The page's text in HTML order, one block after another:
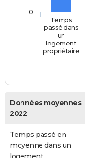
Temps
passé dans
un
logement
propriétaire
0
Données moyennes
2022
Temps passé en
moyenne dans un
logement